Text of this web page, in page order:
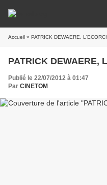
Accueil » PATRICK DEWAERE,
PATRICK DEWAERE,
Publié le 22/07/2012 à 01:47
Par CINETOM